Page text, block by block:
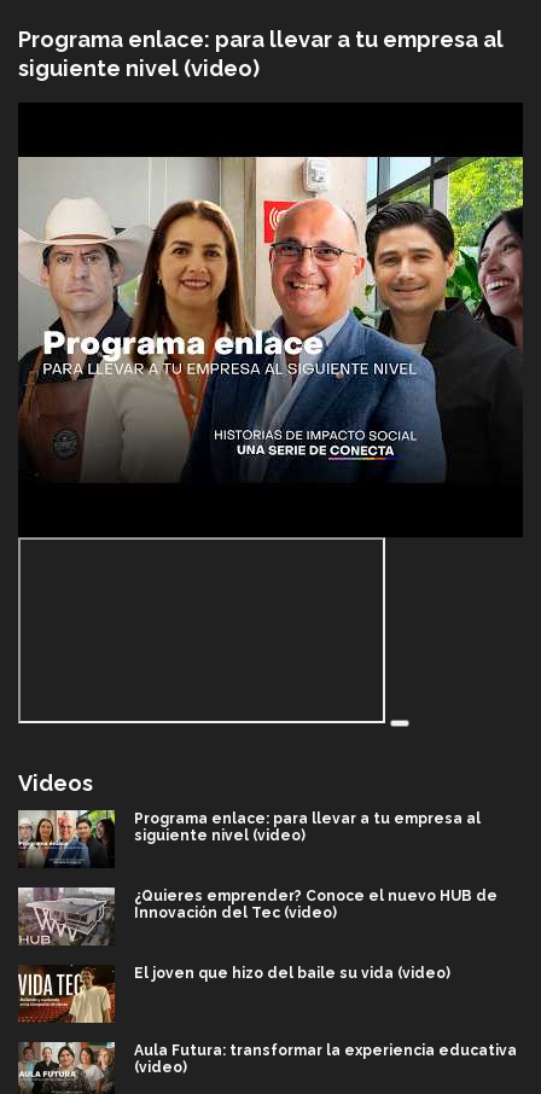
Programa enlace: para llevar a tu empresa al
siguiente nivel (video)
Videos
Programa enlace: para llevar a tu empresa al
siguiente nivel (video)
¿Quieres emprender? Conoce el nuevo HUB de
Innovación del Tec (video)
El joven que hizo del baile su vida (video)
Aula Futura: transformar la experiencia educativa
(video)